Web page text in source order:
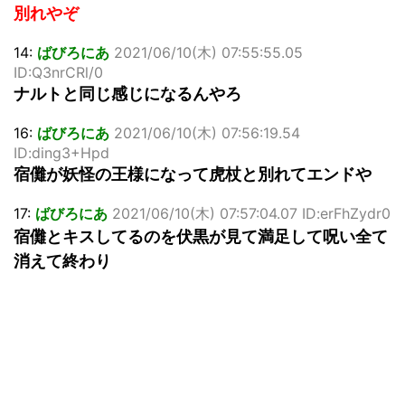
別れやぞ
14: ばびろにあ 2021/06/10(木) 07:55:55.05
ID:Q3nrCRl/0
ナルトと同じ感じになるんやろ
16: ばびろにあ 2021/06/10(木) 07:56:19.54
ID:ding3+Hpd
宿儺が妖怪の王様になって虎杖と別れてエンドや
17: ばびろにあ 2021/06/10(木) 07:57:04.07 ID:erFhZydr0
宿儺とキスしてるのを伏黒が見て満足して呪い全て
消えて終わり